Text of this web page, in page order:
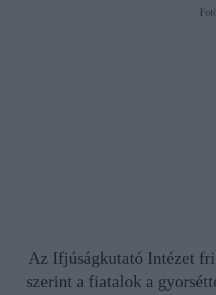
Az Ifjúságkutató Intézet
szerint a fiatalok a